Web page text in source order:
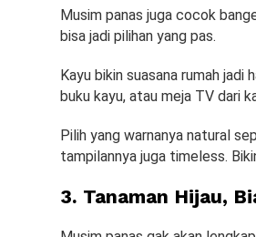
Musim panas juga cocok
bisa jadi pilihan yang pas.
Kayu bikin suasana rumah jadi
buku kayu, atau meja TV dari
Pilih yang warnanya natural
tampilannya juga timeless.
3. Tanaman Hijau,